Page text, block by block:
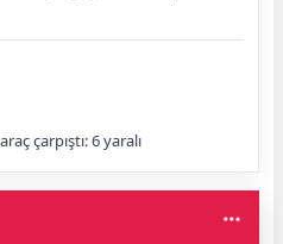
çarpıştı: 6 yaralı